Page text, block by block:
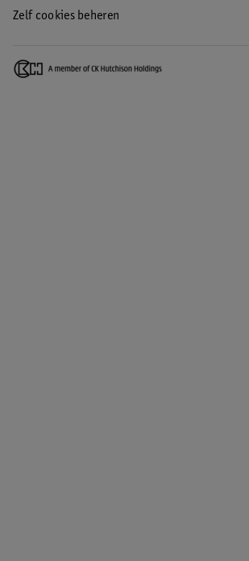
Zelf cookies beheren